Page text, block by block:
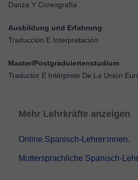
Danza Y Coreografía
Ausbildung und Erfahrung
Traducción E Interpretación
Master/Postgraduiertenstudium
Traductor E Intérprete De La Unión
Mehr Lehrkräfte anzeigen
Online Spanisch-Lehrer:innen.
Muttersprachliche Spanisch-